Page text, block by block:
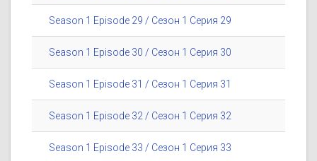
Season 1 Episode 29 / Сезон 1 Серия 29
Season 1 Episode 30 / Сезон 1 Серия 30
Season 1 Episode 31 / Сезон 1 Серия 31
Season 1 Episode 32 / Сезон 1 Серия 32
Season 1 Episode 33 / Сезон 1 Серия 33